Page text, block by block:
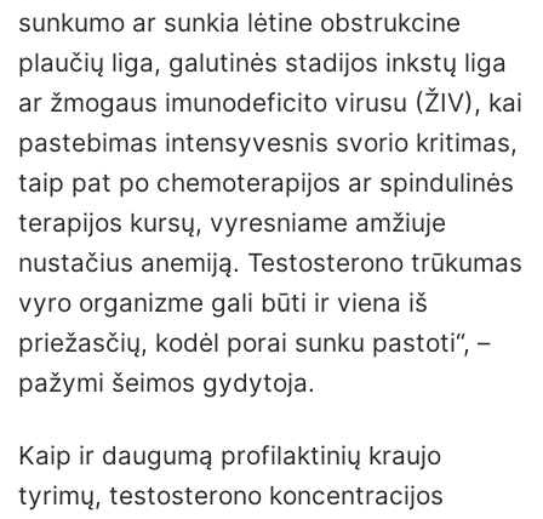
sunkumo ar sunkia lėtine obstrukcine
plaučių liga, galutinės stadijos inkstų liga
ar žmogaus imunodeficito virusu (ŽIV), kai
pastebimas intensyvesnis svorio kritimas,
taip pat po chemoterapijos ar spindulinės
terapijos kursų, vyresniame amžiuje
nustačius anemiją. Testosterono trūkumas
vyro organizme gali būti ir viena iš
priežasčių, kodėl porai sunku pastoti“, –
pažymi šeimos gydytoja.
Kaip ir daugumą profilaktinių kraujo
tyrimų, testosterono koncentracijos